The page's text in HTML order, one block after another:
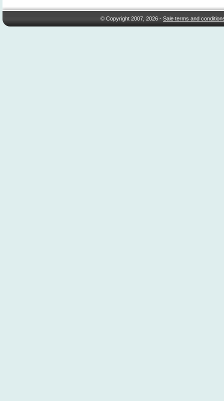
© Copyright 2007, 2026 -Sale terms and